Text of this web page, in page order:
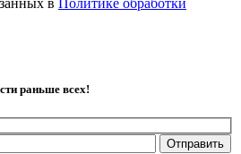
в Политике обработки
раньше всех!
Отправить